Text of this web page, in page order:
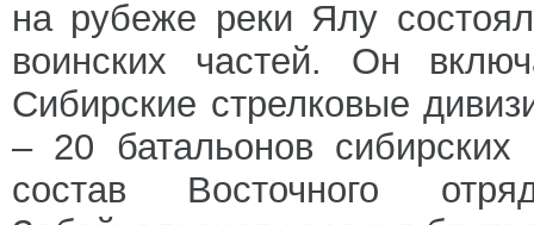
на рубеже реки Ялу
воинских частей. Он
Сибирские стрелковые
– 20 батальонов
состав Восточного